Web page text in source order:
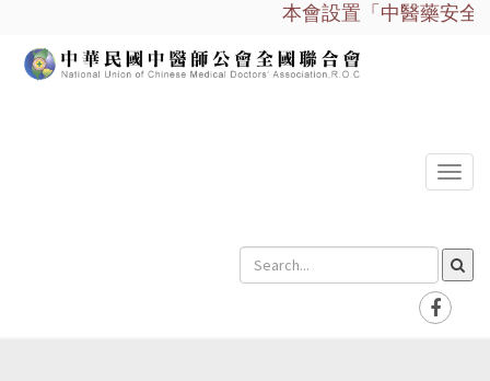
本會設置「中醫藥安全
選